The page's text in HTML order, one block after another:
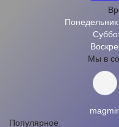
Мы в
Популярное